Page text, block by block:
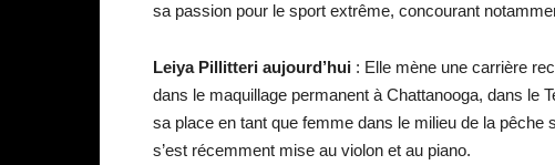
sa passion pour le sport extrême, concourant
Leiya Pillitteri aujourd’hui : Elle mène une carrière
dans le maquillage permanent à Chattanooga, dans le
sa place en tant que femme dans le milieu de la
s’est récemment mise au violon et au piano.